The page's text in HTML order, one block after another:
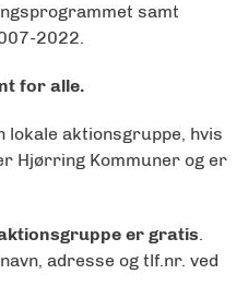
samt
2022.
for alle.
lokale aktionsgruppe, hvis
Hjørring Kommuner og er
er gratis.
adresse og tlf.nr. ved